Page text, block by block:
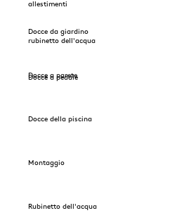
allestimenti
rubinetto dell'acqua
Docce a pedale
Docce da giardino
Docce a parete
Docce della piscina
Montaggio
Rubinetto dell'acqua